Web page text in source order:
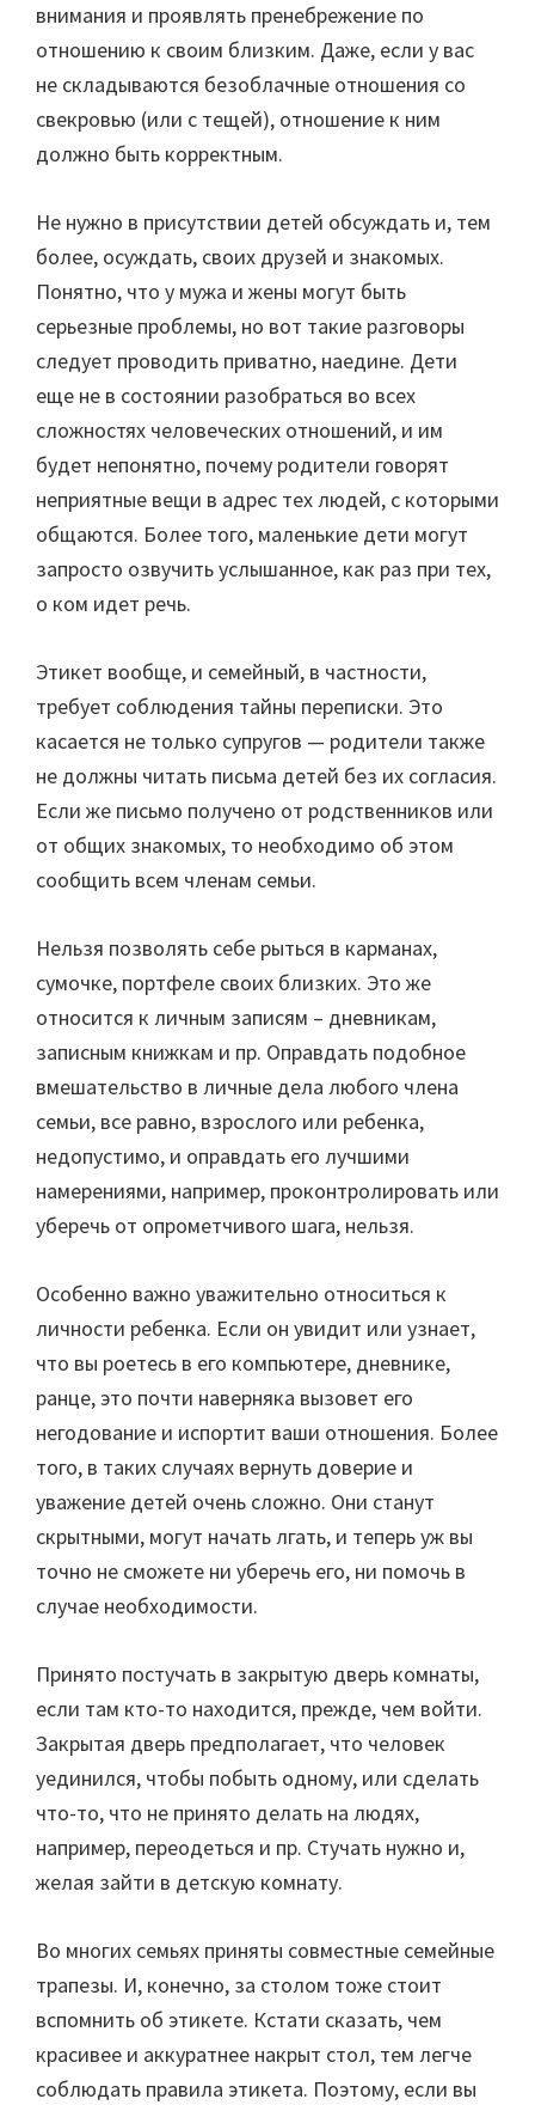
внимания и проявлять пренебрежение по
отношению к своим близким. Даже, если у вас
не складываются безоблачные отношения со
свекровью (или с тещей), отношение к ним
должно быть корректным.
Не нужно в присутствии детей обсуждать и, тем
более, осуждать, своих друзей и знакомых.
Понятно, что у мужа и жены могут быть
серьезные проблемы, но вот такие разговоры
следует проводить приватно, наедине. Дети
еще не в состоянии разобраться во всех
сложностях человеческих отношений, и им
будет непонятно, почему родители говорят
неприятные вещи в адрес тех людей, с которыми
общаются. Более того, маленькие дети могут
запросто озвучить услышанное, как раз при тех,
о ком идет речь.
Этикет вообще, и семейный, в частности,
требует соблюдения тайны переписки. Это
касается не только супругов — родители также
не должны читать письма детей без их согласия.
Если же письмо получено от родственников или
от общих знакомых, то необходимо об этом
сообщить всем членам семьи.
Нельзя позволять себе рыться в карманах,
сумочке, портфеле своих близких. Это же
относится к личным записям – дневникам,
записным книжкам и пр. Оправдать подобное
вмешательство в личные дела любого члена
семьи, все равно, взрослого или ребенка,
недопустимо, и оправдать его лучшими
намерениями, например, проконтролировать или
уберечь от опрометчивого шага, нельзя.
Особенно важно уважительно относиться к
личности ребенка. Если он увидит или узнает,
что вы роетесь в его компьютере, дневнике,
ранце, это почти наверняка вызовет его
негодование и испортит ваши отношения. Более
того, в таких случаях вернуть доверие и
уважение детей очень сложно. Они станут
скрытными, могут начать лгать, и теперь уж вы
точно не сможете ни уберечь его, ни помочь в
случае необходимости.
Принято постучать в закрытую дверь комнаты,
если там кто-то находится, прежде, чем войти.
Закрытая дверь предполагает, что человек
уединился, чтобы побыть одному, или сделать
что-то, что не принято делать на людях,
например, переодеться и пр. Стучать нужно и,
желая зайти в детскую комнату.
Во многих семьях приняты совместные семейные
трапезы. И, конечно, за столом тоже стоит
вспомнить об этикете. Кстати сказать, чем
красивее и аккуратнее накрыт стол, тем легче
соблюдать правила этикета. Поэтому, если вы